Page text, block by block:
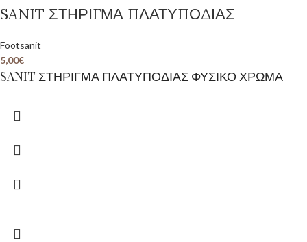
SANIT ΣΤΗΡΙΓΜΑ ΠΛΑΤΥΠΟΔΙΑΣ
Footsanit
5,00€
SANIT ΣΤΗΡΙΓΜΑ ΠΛΑΤΥΠΟΔΙΑΣ ΦΥΣΙΚΟ ΧΡΩΜΑ